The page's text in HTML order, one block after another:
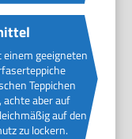
einem geeigneten
Teppichen
aber auf
auf den
zu lockern.